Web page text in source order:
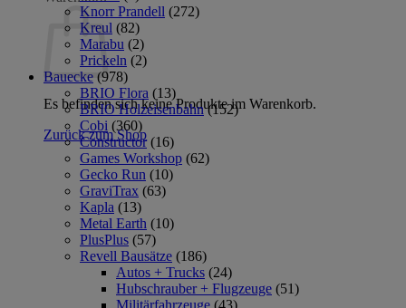
Es befinden sich keine Produkte im Warenkorb.
Zurück zum Shop
Knorr Prandell (272)
Kreul (82)
Marabu (2)
Prickeln (2)
Bauecke (978)
BRIO Flora (13)
BRIO Holzeisenbahn (152)
Cobi (360)
Constructor (16)
Games Workshop (62)
Gecko Run (10)
GraviTrax (63)
Kapla (13)
Metal Earth (10)
PlusPlus (57)
Revell Bausätze (186)
Autos + Trucks (24)
Hubschrauber + Flugzeuge (51)
Militärfahrzeuge (43)